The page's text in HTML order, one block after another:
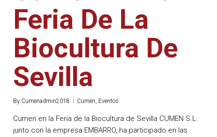
Feria De La
Biocultura De
Sevilla
By Cumenadmin2018 Cumen, Eventos
Cumen en la Feria de la Biocultura de Sevilla CUMEN S.L.
junto con la empresa EMBARRO, ha participado en las